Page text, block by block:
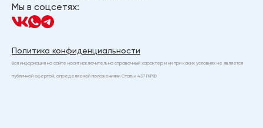
Мы в соцсетях:
Политика конфиденциальности
Вся информация на сайте носит исключительно справочный характер и ни при каких условиях не является
публичной офертой, определяемой положениями Статьи 437 ГКРФ